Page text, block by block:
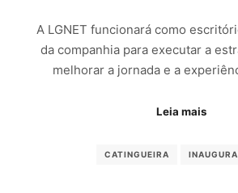
A LGNET funcionará como
da companhia para executar a
melhorar a jornada e a
Leia mais
CATINGUEIRA